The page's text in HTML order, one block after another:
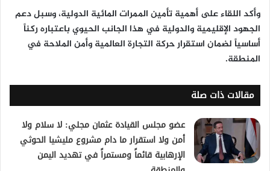
وأكد اللقاء على أهمية تأمين الممرات المائية الدولية، وسبل دعم
الجهود الإقليمية والدولية في هذا الجانب الحيوي باعتباره ركناً
أساسياً لضمان استقرار حركة التجارة العالمية وأمن الملاحة في
المنطقة.
مقالات ذات صلة
عضو مجلس القيادة عثمان مجلي: لا سلام ولا
أمن ولا استقرار ما دام مشروع مليشيا الحوثي
الإرهابية قائماً ومستمراً في تهديد اليمن